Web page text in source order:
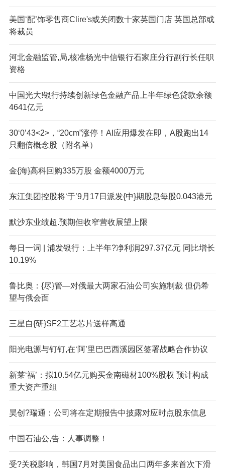
美国‘配’饰零售商Cl ire's或关闭数十家英国门店 英国总部或
将裁员
河北金融监管,局,核准杨光中信银行石家庄分行副行长任职
资格
中国光大!银行持续创新绿色金融产品上半年绿色贷款余额
4641亿元
30‘0’43<2>，“20cm”涨停！AI应用爆发在即，A股跑出14
只翻倍概念股（附名单）
金{海}高科回购335万股 金额4000万元
东江集团控股将‘于’9月17日派发{中}期股息每股0.043港元
默沙东业绩超.预期但收窄营收展望上限
每日一词 | 浦发银行：上半年?净利润297.37亿元 同比增长
10.19%
鲁比奥：{尽}管—对俄最大两家石油公司实施制裁 但仍希
望与俄会面
三星自{研}SF2工艺芯片送样高通
阳光电源与钉钉,在‘阿’里巴巴西溪园区签署战略合作协议
新莱‘福’：拟10.54亿元购买金南磁材100%股权 预计构成
重大资产重组
昊创?瑞通：公司将在定期报告中披露对应时点股东信息
中国石油公,告：人事调整！
受?关税影响，韩国7月对美国食品出口两年多来首次下滑